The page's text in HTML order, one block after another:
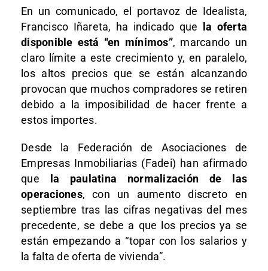
En un comunicado, el portavoz de Idealista,
Francisco Iñareta, ha indicado que
la oferta
disponible está “en mínimos”, marcando un
claro límite a este crecimiento y, en paralelo,
los altos precios que se están alcanzando
provocan que muchos compradores se retiren
debido a la imposibilidad de hacer frente a
estos importes.
Desde la Federación de Asociaciones de
Empresas Inmobiliarias (Fadei) han afirmado
que
la paulatina normalización de las
operaciones, con un aumento discreto en
septiembre tras las cifras negativas del mes
precedente, se debe a que los precios ya se
están empezando a “topar con los salarios y
la falta de oferta de vivienda”.